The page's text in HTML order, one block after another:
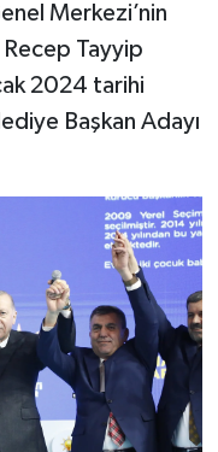
Merkezi’nin
Recep Tayyip
2024 tarihi
Başkan Adayı